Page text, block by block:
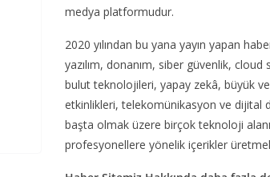
medya platformudur.
2020 yılından bu yana yayın yapan
yazılım, donanım, siber güvenlik, cloud
bulut teknolojileri, yapay zekâ, büyük
etkinlikleri, telekomünikasyon ve dijital
başta olmak üzere birçok teknoloji
profesyonellere yönelik içerikler